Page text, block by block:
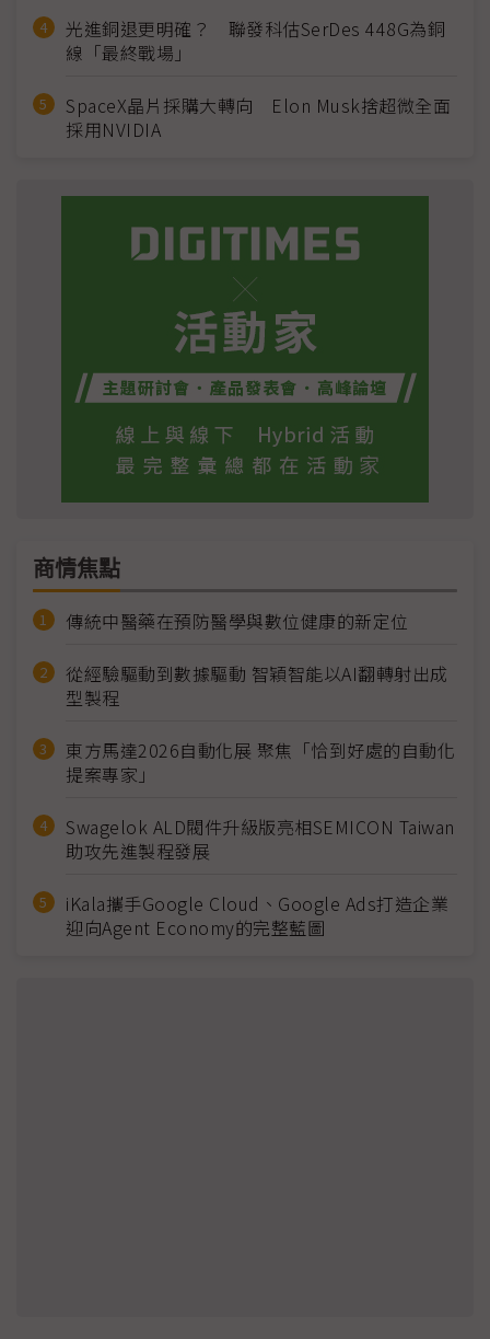
光進銅退更明確？ 聯發科估SerDes 448G為銅
線「最終戰場」
SpaceX晶片採購大轉向 Elon Musk捨超微全面
採用NVIDIA
商情焦點
傳統中醫藥在預防醫學與數位健康的新定位
從經驗驅動到數據驅動 智穎智能以AI翻轉射出成
型製程
東方馬達2026自動化展 聚焦「恰到好處的自動化
提案專家」
Swagelok ALD閥件升級版亮相SEMICON Taiwan
助攻先進製程發展
iKala攜手Google Cloud、Google Ads打造企業
迎向Agent Economy的完整藍圖